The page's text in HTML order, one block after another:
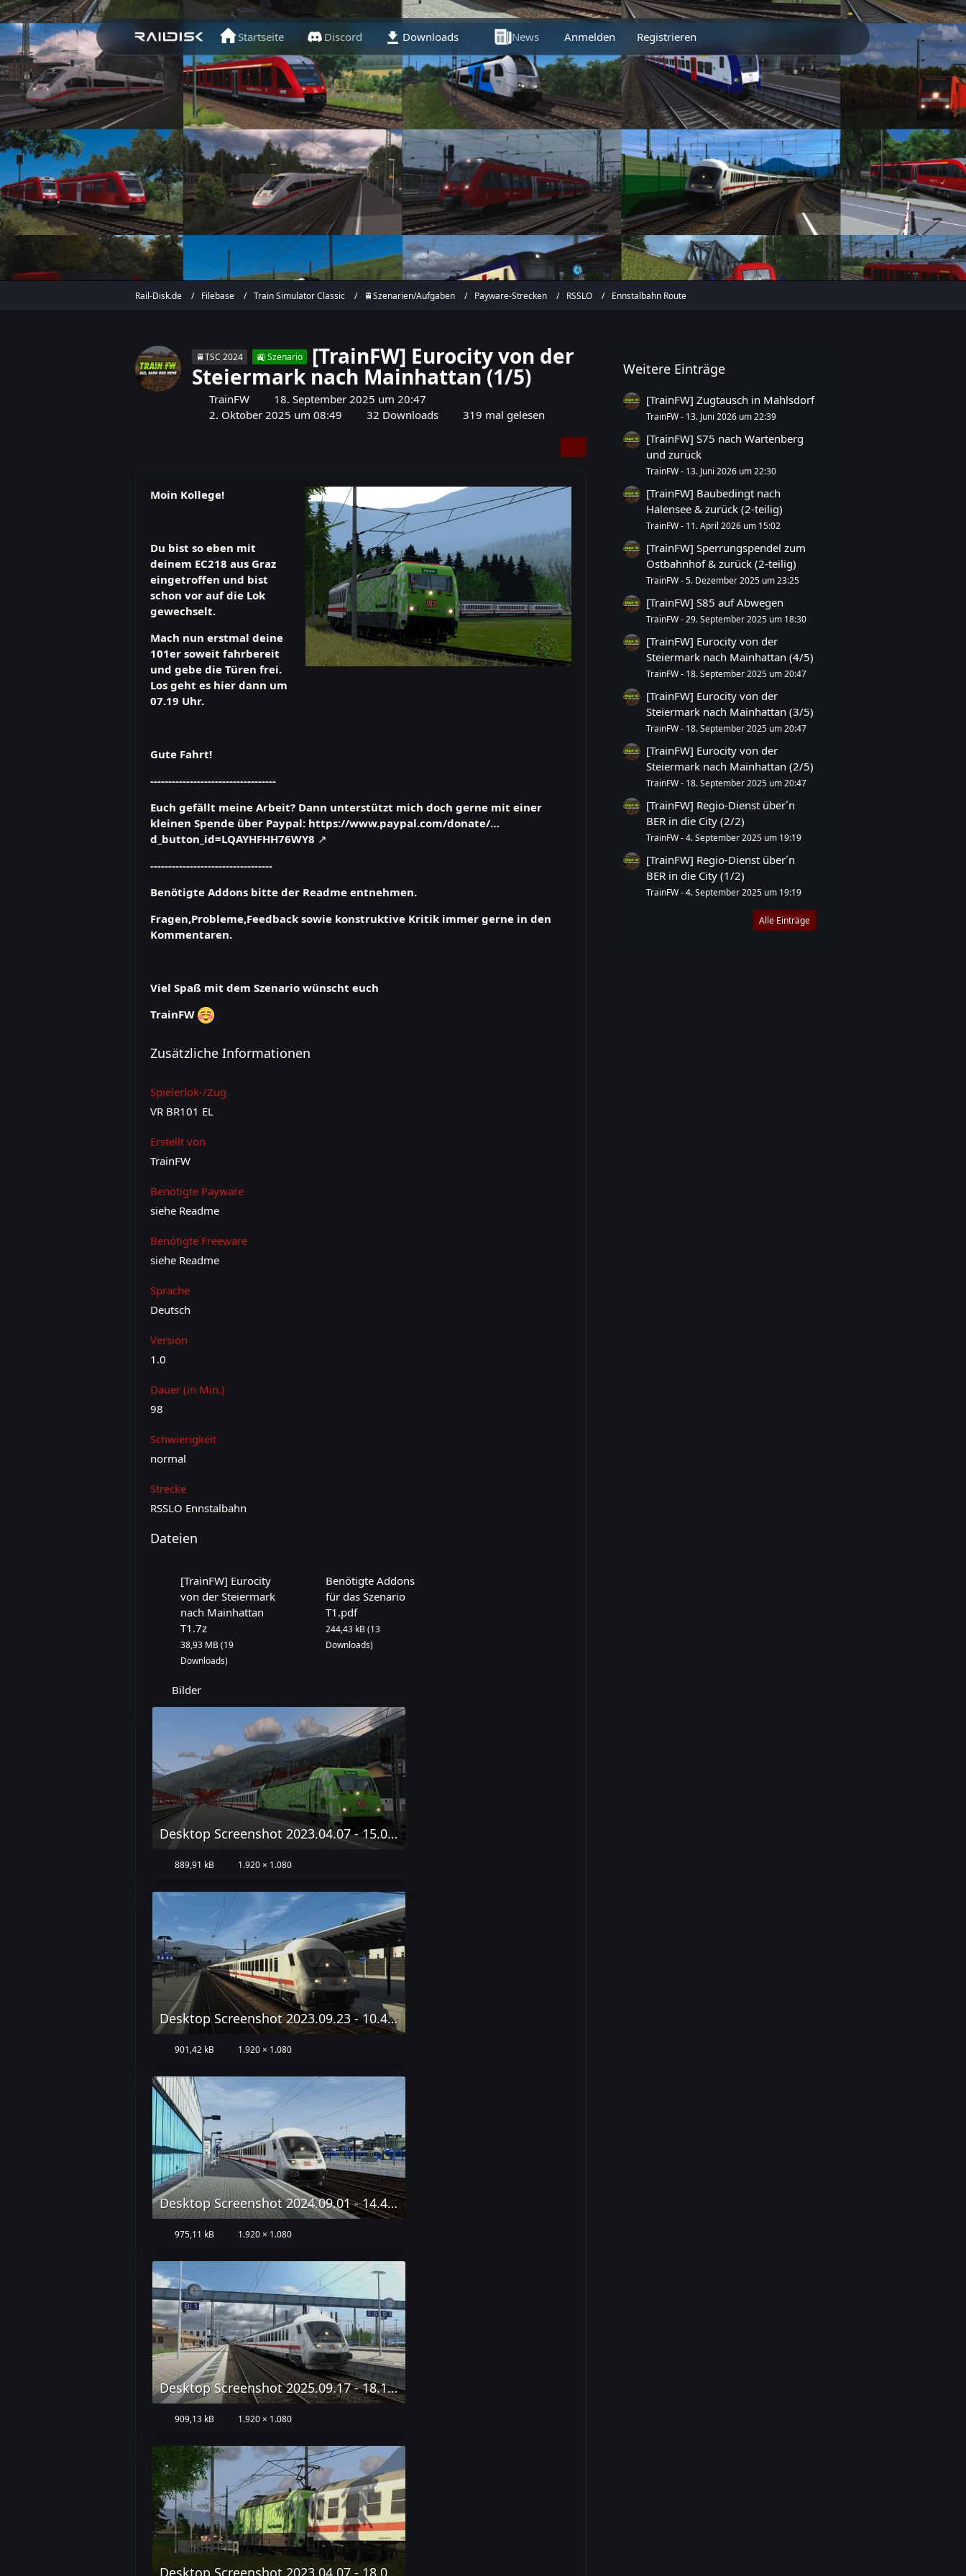
Startseite Discord Downloads News Artikel Partner
Anmelden Registrieren
Rail-Disk.de Filebase Train Simulator Classic 🚆Szenarien/Aufgaben Payware-Strecken RSSLO Ennstalbahn Route
🚆TSC 2024 🚉 Szenario [TrainFW] Eurocity von der
Steiermark nach Mainhattan (1/5)
TrainFW
18. September 2025 um 20:47
2. Oktober 2025 um 08:49
32 Downloads 319 mal gelesen
Moin Kollege!
Du bist so eben mit
deinem EC218 aus Graz
eingetroffen und bist
schon vor auf die Lok
gewechselt.
Mach nun erstmal deine
101er soweit fahrbereit
und gebe die Türen frei.
Los geht es hier dann um
07.19 Uhr.
Gute Fahrt!
-----------------------------------
Euch gefällt meine Arbeit? Dann unterstützt mich doch gerne mit einer
kleinen Spende über Paypal: https://www.paypal.com/donate/…
d_button_id=LQAYHFHH76WY8
----------------------------------
Benötigte Addons bitte der Readme entnehmen.
Fragen,Probleme,Feedback sowie konstruktive Kritik immer gerne in den
Kommentaren.
Viel Spaß mit dem Szenario wünscht euch
TrainFW
Zusätzliche Informationen
Spielerlok-/Zug
VR BR101 EL
Erstellt von
TrainFW
Benötigte Payware
siehe Readme
Benötigte Freeware
siehe Readme
Sprache
Deutsch
Version
1.0
Dauer (in Min.)
98
Schwierigkeit
normal
Strecke
RSSLO Ennstalbahn
Dateien
[TrainFW] Eurocity
von der Steiermark
nach Mainhattan
T1.7z
38,93 MB (19
Downloads)
Benötigte Addons
für das Szenario
T1.pdf
244,43 kB (13
Downloads)
Bilder
Desktop Screenshot 2023.04.07 - 15.06.28.21-min.png
889,91 kB 1.920 × 1.080
Desktop Screenshot 2023.09.23 - 10.42.58.32-min.png
901,42 kB 1.920 × 1.080
Desktop Screenshot 2024.09.01 - 14.42.49.08-min.png
975,11 kB 1.920 × 1.080
Desktop Screenshot 2025.09.17 - 18.14.20.04-min.png
909,13 kB 1.920 × 1.080
Weitere Einträge
[TrainFW] Zugtausch in Mahlsdorf
TrainFW- 13. Juni 2026 um 22:39
[TrainFW] S75 nach Wartenberg
und zurück
TrainFW- 13. Juni 2026 um 22:30
[TrainFW] Baubedingt nach
Halensee & zurück (2-teilig)
TrainFW- 11. April 2026 um 15:02
[TrainFW] Sperrungspendel zum
Ostbahnhof & zurück (2-teilig)
TrainFW-5. Dezember 2025 um 23:25
[TrainFW] S85 auf Abwegen
TrainFW-29. September 2025 um 18:30
[TrainFW] Eurocity von der
Steiermark nach Mainhattan (4/5)
TrainFW- 18. September 2025 um 20:47
[TrainFW] Eurocity von der
Steiermark nach Mainhattan (3/5)
TrainFW- 18. September 2025 um 20:47
[TrainFW] Eurocity von der
Steiermark nach Mainhattan (2/5)
TrainFW- 18. September 2025 um 20:47
[TrainFW] Regio-Dienst über´n
BER in die City (2/2)
TrainFW-4. September 2025 um 19:19
[TrainFW] Regio-Dienst über´n
BER in die City (1/2)
TrainFW-4. September 2025 um 19:19
Alle Einträge